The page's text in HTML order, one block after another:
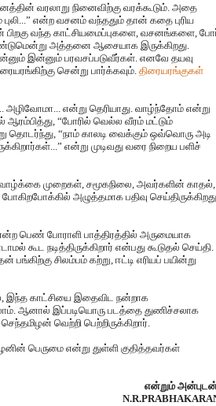
வரலாறு நினைவிற்கு வரக்கூடும். அதை
புலி...” என்ற வசனம் வந்ததும் தான் கதை புரிய
பிறகு வந்த காட்சியமைப்புகளை, வசனங்களை,
அத்தனை ஆசையாக இருக்கிறது.
இன்னும் பரவசப்படுவீர்கள். எனவே தயவு
சென்று பார்க்கவும். திரையரங்குகள்
என்று தெரியாது. வாழ்ந்தோம் என்று
ஆரம்பித்து, “போரில் வெல்ல வீரம் மட்டும்
தொடர்ந்து, “நாம் காலடி வைக்கும் ஒவ்வொரு அடி
என்று முடிவது வரை நிறைய பளிச்
முறைகள், சமூகநிலை, அவர்களின் காதல்,
அழுத்தமாக பதிவு செய்திருக்கிறது
பெண் போராளி பாத்திரத்தில் அருமையாக
கூட நடித்திருக்கிறார் என்பது கூடுதல் செய்தி.
சிலம்பம் கற்று, ஈட்டி எரியப் பயின்று
இந்த காட்சியை இதைவிட நன்றாக
ஆனால் இப்படியொரு படத்தை துணிச்சலாக
வெற்றி பெற்றிருக்கிறார்.
பெருமை என்று துள்ளி குதித்தவர்கள்
என்றும்